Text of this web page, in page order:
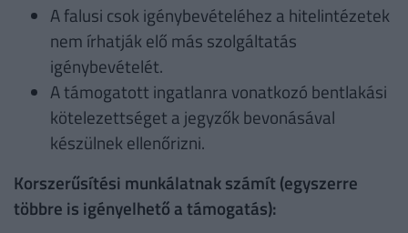
A falusi csok igénybevételéhez a hitelintézetek
nem írhatják elő más szolgáltatás
igénybevételét.
A támogatott ingatlanra vonatkozó bentlakási
kötelezettséget a jegyzők bevonásával
készülnek ellenőrizni.
Korszerűsítési munkálatnak számít (egyszerre
többre is igényelhető a támogatás):